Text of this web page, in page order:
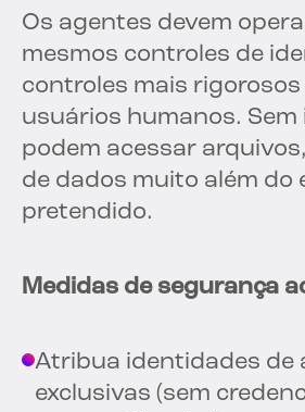
Os agentes devem
mesmos controles de
controles mais
usuários humanos. Sem
podem acessar
de dados muito além do
pretendido.
Medidas de segurança
Atribua identidades de
exclusivas (sem